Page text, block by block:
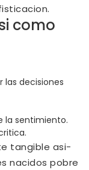
como
decisiones
la sentimiento.
tangible asi­
nacidos pobre